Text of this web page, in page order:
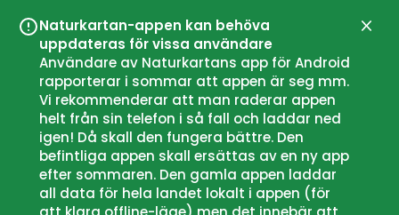
Naturkartan-appen kan behöva
uppdateras för vissa användare
Användare av Naturkartans app för Android
rapporterar i sommar att appen är seg mm.
Vi rekommenderar att man raderar appen
helt från sin telefon i så fall och laddar ned
igen! Då skall den fungera bättre. Den
befintliga appen skall ersättas av en ny app
efter sommaren. Den gamla appen laddar
all data för hela landet lokalt i appen (för